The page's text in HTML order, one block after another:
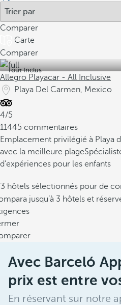
Comparer
Carte
Comparer
Tout Inclus
Allegro Playacar - All Inclusive
Playa Del Carmen, Mexico
4/5
11445 commentaires
Emplacement privilégié à Playa
avec la meilleure plage
d’expériences pour les enfants
hôtels sélectionnés pour de
jusqu’à 3 hôtels et
Avec Barceló
prix est entre
En réservant sur notre